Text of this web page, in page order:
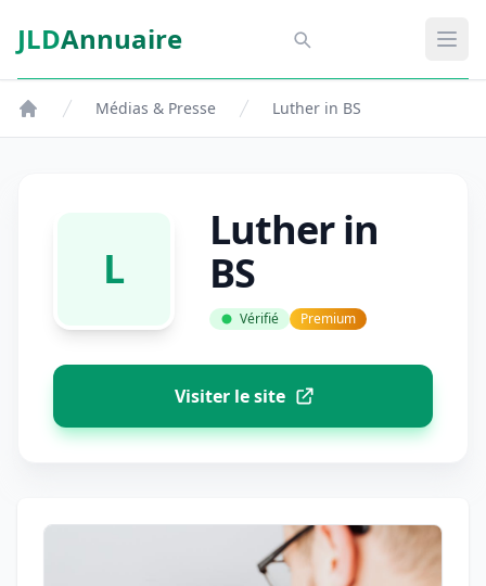
Aspect SDM
JLDAnnuaire
Médias & Presse Luther in BS
L
Luther in
BS
Vérifié Premium
Visiter le site